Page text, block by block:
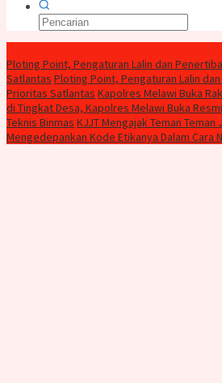
Ploting Point, Pengaturan Lalin dan
Satlantas Ploting Point, Pengaturan Lalin
Prioritas Satlantas Kapolres Melawi Buka
di Tingkat Desa, Kapolres Melawi Buka
Teknis Binmas KJJT Mengajak Teman Teman
Mengedepankan Kode Etikanya Dalam Cara